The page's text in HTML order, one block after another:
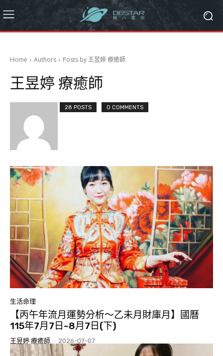
Home Authors Posts by 王昱婷 療癒師
王昱婷 療癒師
28 POSTS 0 COMMENTS
生活命理
【丙午年流月運勢分析～乙未月財庫月】國曆
115年7月7日~8月7日(下)
王昱婷 療癒師 - 2026-07-07